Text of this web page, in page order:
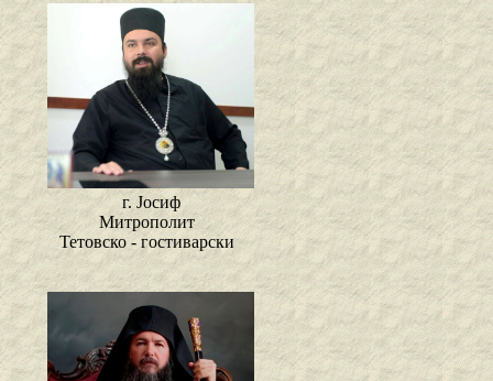
г. Јосиф
Митрополит
Тетовско - гостиварски